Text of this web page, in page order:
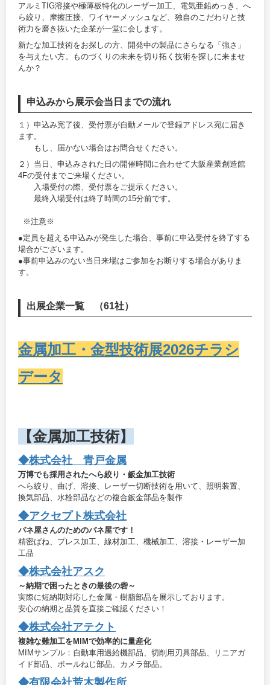
アルミTIG溶接や極薄板特化のレーザー加工、電気亜鉛めっき、へ
ら絞り、摩擦圧接、ワイヤーメッシュなど、独自のこだわりと技
術力を磨き抜いた企業が一堂に会します。
新たな加工技術をお探しの方、開発中の製品にさらなる「強さ」
を与えたい方。ものづくりの未来を切り拓く技術を探しに来ませ
んか？
申込みから展示会当日までの流れ
１）申込み完了後、受付票が自動メールで登録アドレス宛に届き
ます。
もし、届かない場合はお問合せください。
２）当日、申込みされた日の開催時間に合わせて大阪産業創造館
4Fの受付までご来場ください。
入場受付の際、受付票をご提示ください。
最終入場受付は終了時間の15分前です。
※注意※
●定員を超える申込みが発生した場合、事前に申込受付を終了する
場合がございます。
●事前申込みのない当日来場はご参加をお断りする場合がありま
す。
出展企業一覧 （61社）
金属加工・金型技術展2026チラシ
データ
【金属加工技術】
◆株式会社 青戸金属
万博でも採用されたへら絞り・鈑金加工技術
へら絞り、曲げ、溶接、レーザー切断技術を用いて、照明装置、
換気部品、水栓部品などの複合鈑金部品を製作
◆アクセプト株式会社
バネ屋さんのためのバネ屋です！
精密ばね、プレス加工、線材加工、機械加工、溶接・レーザー加
工品
◆株式会社アスク
～納期で困ったときの最後の砦～
実際に短納期対応した金属・樹脂部品を展示しております。
安心の納期と品質を直接ご確認ください！
◆株式会社アテクト
複雑な難加工をMIMで効率的に量産化
MIMサンプル：自動車用過給機部品、切削用刃具部品、リニアガ
イド部品、ボールねじ部品、カメラ部品。
◆有限会社荒木製作所